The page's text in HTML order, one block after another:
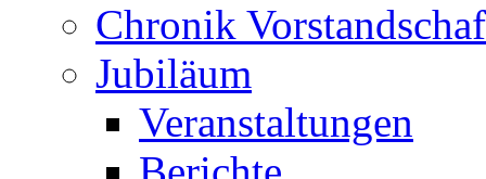
Chronik
Jubiläum
Veranstaltungen